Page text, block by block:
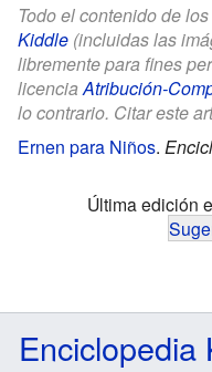
Todo el contenido de
Kiddle (incluidas las
libremente para fines
licenciaAtribución-
lo contrario. Citar este
Ernen para Niños.
Última edición
Enciclopedia